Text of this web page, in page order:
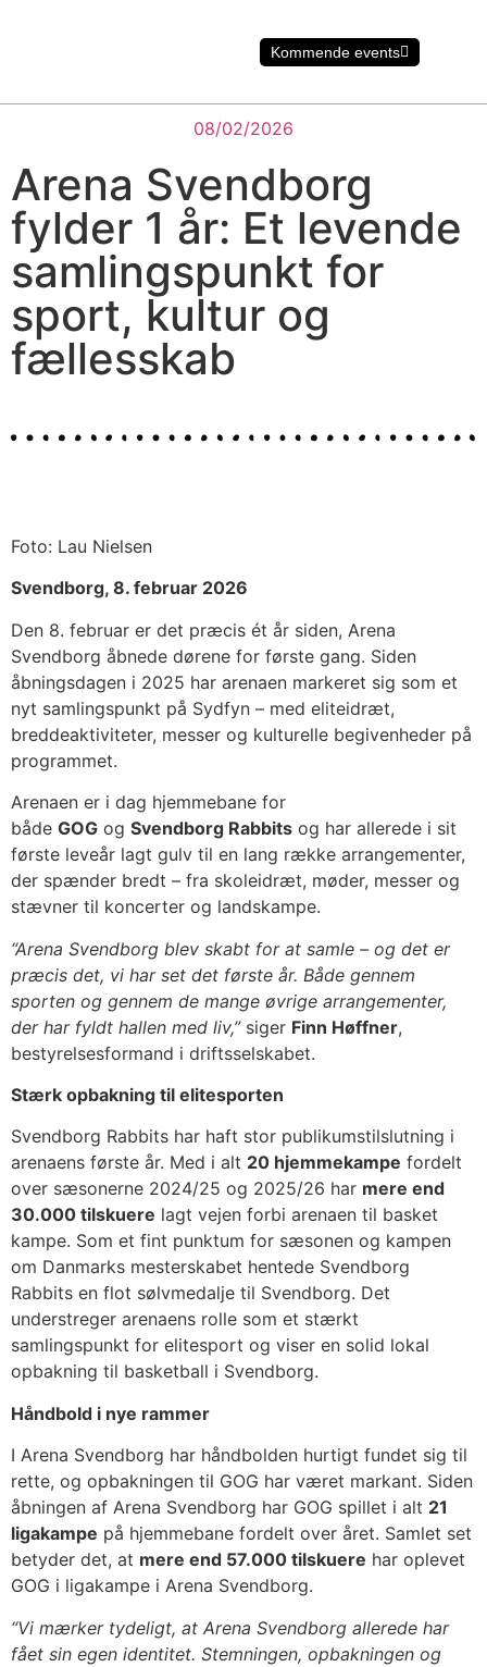
Kommende events
08/02/2026
Arena Svendborg
fylder 1 år: Et levende
samlingspunkt for
sport, kultur og
fællesskab
Foto: Lau Nielsen
Svendborg, 8. februar 2026
Den 8. februar er det præcis ét år siden, Arena
Svendborg åbnede dørene for første gang. Siden
åbningsdagen i 2025 har arenaen markeret sig som et
nyt samlingspunkt på Sydfyn – med eliteidræt,
breddeaktiviteter, messer og kulturelle begivenheder på
programmet.
Arenaen er i dag hjemmebane for
både GOG og Svendborg Rabbits og har allerede i sit
første leveår lagt gulv til en lang række arrangementer,
der spænder bredt – fra skoleidræt, møder, messer og
stævner til koncerter og landskampe.
“Arena Svendborg blev skabt for at samle – og det er
præcis det, vi har set det første år. Både gennem
sporten og gennem de mange øvrige arrangementer,
der har fyldt hallen med liv,”siger Finn Høffner,
bestyrelsesformand i driftsselskabet.
Stærk opbakning til elitesporten
Svendborg Rabbits har haft stor publikumstilslutning i
arenaens første år. Med i alt 20 hjemmekampe fordelt
over sæsonerne 2024/25 og 2025/26 har mere end
30.000 tilskuere lagt vejen forbi arenaen til basket
kampe. Som et fint punktum for sæsonen og kampen
om Danmarks mesterskabet hentede Svendborg
Rabbits en flot sølvmedalje til Svendborg. Det
understreger arenaens rolle som et stærkt
samlingspunkt for elitesport og viser en solid lokal
opbakning til basketball i Svendborg.
Håndbold i nye rammer
I Arena Svendborg har håndbolden hurtigt fundet sig til
rette, og opbakningen til GOG har været markant. Siden
åbningen af Arena Svendborg har GOG spillet i alt 21
ligakampe på hjemmebane fordelt over året. Samlet set
betyder det, at mere end 57.000 tilskuere har oplevet
GOG i ligakampe i Arena Svendborg.
“Vi mærker tydeligt, at Arena Svendborg allerede har
fået sin egen identitet. Stemningen, opbakningen og